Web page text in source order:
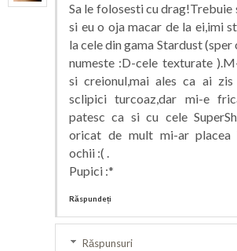
Sa le folosesti cu drag!Trebuie
si eu o oja macar de la ei,imi
la cele din gama Stardust (sper
numeste :D-cele texturate
si creionul,mai ales ca ai
sclipici turcoaz,dar mi-e
patesc ca si cu cele
oricat de mult mi-ar
ochii :( .
Pupici :*
Răspundeți
Răspunsuri